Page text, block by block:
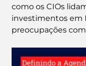
como os CIOs
investimentos em
preocupações